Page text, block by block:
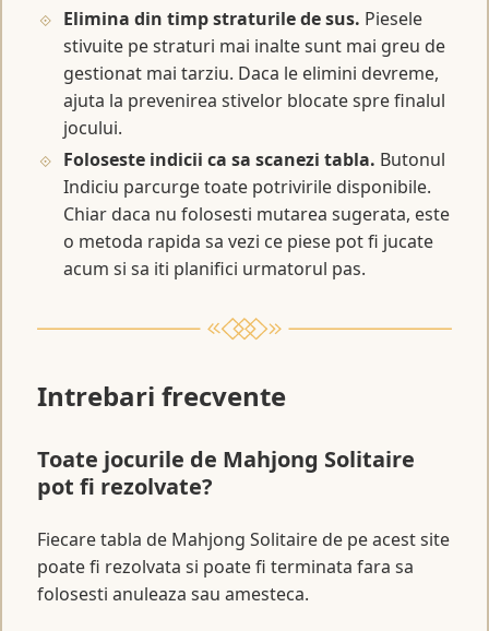
Elimina din timp straturile de sus. Piesele
stivuite pe straturi mai inalte sunt mai greu de
gestionat mai tarziu. Daca le elimini devreme,
ajuta la prevenirea stivelor blocate spre finalul
jocului.
Foloseste indicii ca sa scanezi tabla. Butonul
Indiciu parcurge toate potrivirile disponibile.
Chiar daca nu folosesti mutarea sugerata, este
o metoda rapida sa vezi ce piese pot fi jucate
acum si sa iti planifici urmatorul pas.
Intrebari frecvente
Toate jocurile de Mahjong Solitaire
pot fi rezolvate?
Fiecare tabla de Mahjong Solitaire de pe acest site
poate fi rezolvata si poate fi terminata fara sa
folosesti anuleaza sau amesteca.